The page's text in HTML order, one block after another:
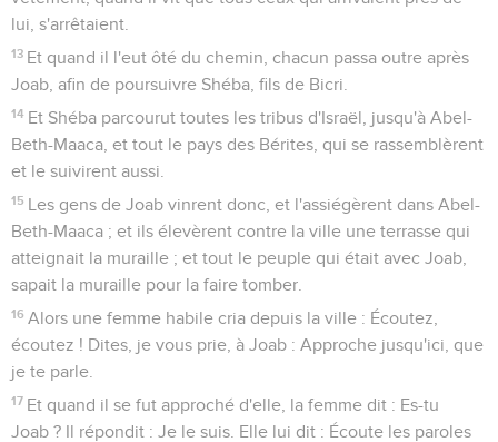
lui, s'arrêtaient.
13 Et quand il l'eut ôté du chemin, chacun passa outre après
Joab, afin de poursuivre Shéba, fils de Bicri.
14 Et Shéba parcourut toutes les tribus d'Israël, jusqu'à Abel-
Beth-Maaca, et tout le pays des Bérites, qui se rassemblèrent
et le suivirent aussi.
15 Les gens de Joab vinrent donc, et l'assiégèrent dans Abel-
Beth-Maaca ; et ils élevèrent contre la ville une terrasse qui
atteignait la muraille ; et tout le peuple qui était avec Joab,
sapait la muraille pour la faire tomber.
16 Alors une femme habile cria depuis la ville : Écoutez,
écoutez ! Dites, je vous prie, à Joab : Approche jusqu'ici, que
je te parle.
17 Et quand il se fut approché d'elle, la femme dit : Es-tu
Joab ? Il répondit : Je le suis. Elle lui dit : Écoute les paroles